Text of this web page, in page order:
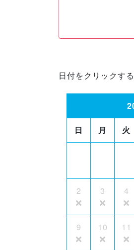
日付をクリックす
日 月 火
2 3 4
9 10 11